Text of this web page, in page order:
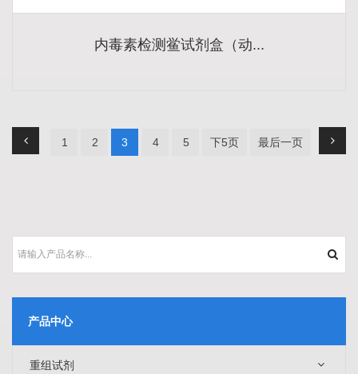
内毒素检测鲎试剂盒（动...
1 2 3 4 5 下5页 最后一页
产品中心
重组试剂